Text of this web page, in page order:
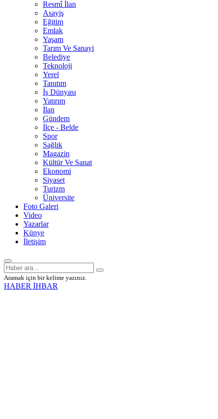
Resmî İlan
Asayiş
Eğitim
Emlak
Yaşam
Tarım Ve Sanayi
Belediye
Teknoloji
Yerel
Tanıtım
İş Dünyası
Yatırım
İlan
Gündem
İlçe - Belde
Spor
Sağlık
Magazin
Kültür Ve Sanat
Ekonomi
Siyaset
Turizm
Üniversite
Foto Galeri
Video
Yazarlar
Künye
İletişim
Aramak için bir kelime yazınız.
HABER İHBAR